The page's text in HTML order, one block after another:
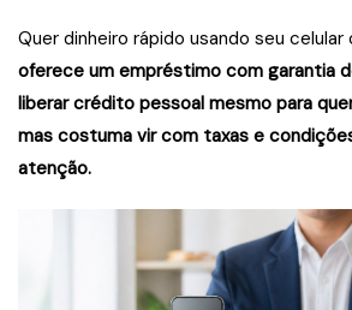
Quer dinheiro rápido usando seu celular
oferece um empréstimo com garantia
liberar crédito pessoal mesmo para
mas costuma vir com taxas e
atenção.